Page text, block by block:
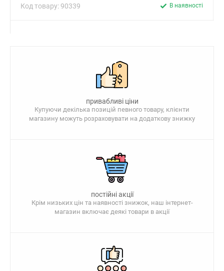
Код товару: 90339 В наявності
привабливі ціни
Купуючи декілька позицій певного товару, клієнти
магазину можуть розраховувати на додаткову знижку
постійні акції
Крім низьких цін та наявності знижок, наш інтернет-
магазин включає деякі товари в акції